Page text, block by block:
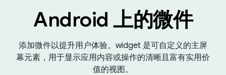
Android 上的微件
添加微件以提升用户体验。widget 是可自定义的主屏
幕元素，用于显示应用内容或操作的清晰且富有实用价
值的视图。